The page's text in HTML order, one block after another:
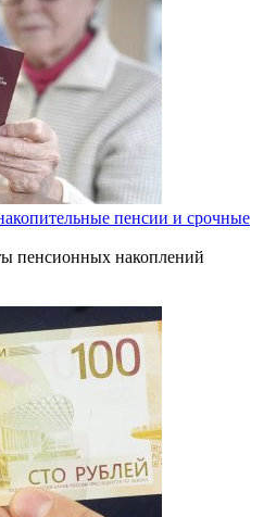
пенсии и срочные
пенсионных накоплений